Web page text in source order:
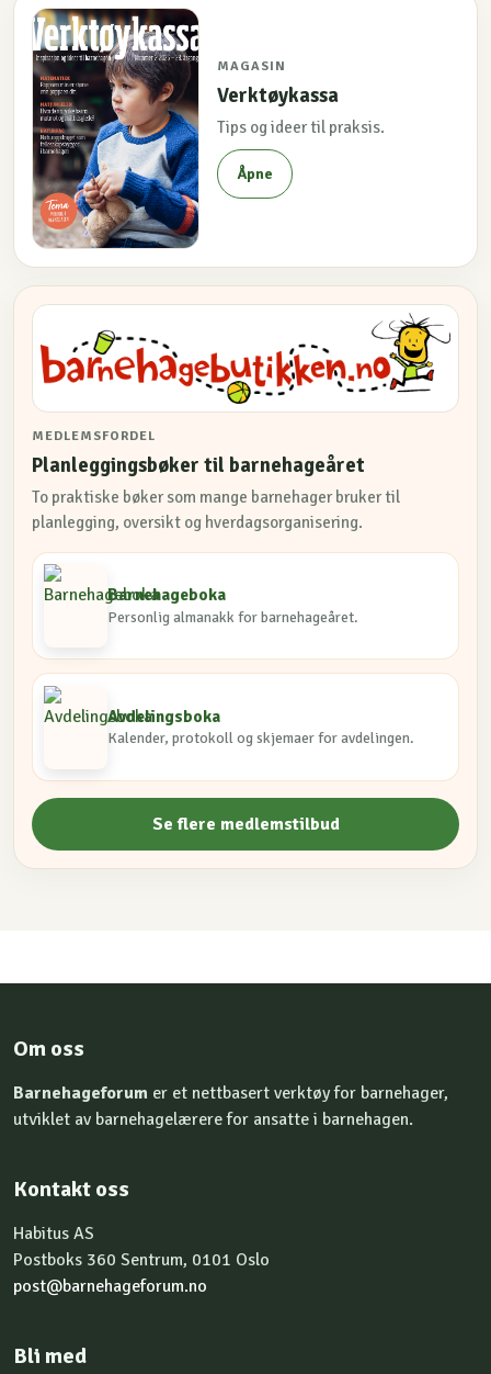
MAGASIN
Verktøykassa
Tips og ideer til praksis.
Åpne
MEDLEMSFORDEL
Planleggingsbøker til barnehageåret
To praktiske bøker som mange barnehager bruker til
planlegging, oversikt og hverdagsorganisering.
Barnehageboka
Personlig almanakk for barnehageåret.
Avdelingsboka
Kalender, protokoll og skjemaer for avdelingen.
Se flere medlemstilbud
Om oss
Barnehageforum er et nettbasert verktøy for barnehager,
utviklet av barnehagelærere for ansatte i barnehagen.
Kontakt oss
Habitus AS
Postboks 360 Sentrum, 0101 Oslo
post@barnehageforum.no
Bli med